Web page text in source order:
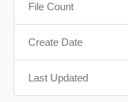
File Count
Create Date
Last Updated